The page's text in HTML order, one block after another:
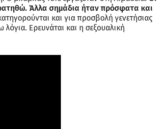
Άλλα σημάδια ήταν πρόσφατα και
και για προσβολή γενετήσιας
λόγια. Ερευνάται και η σεξουαλική